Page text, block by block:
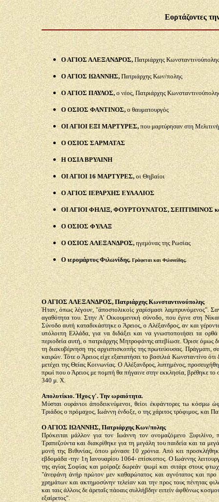
Εορτάζοντες
Ο ΑΓΙΟΣ ΑΛΕΞΑΝΔΡΟΣ, Πατριάρχης Κωνσταντινούπολης
Ο ΑΓΙΟΣ ΙΩΑΝΝΗΣ,Πατριάρχης Κων/πολης
Ο ΑΓΙΟΣ ΠΑΥΛΟΣ,ο νέος, Πατριάρχης
Ο ΟΣΙΟΣ ΦΑΝΤΙΝΟΣ,ο θαυματουργός
ΟΙ ΑΓΙΟΙ ΕΞΙ ΜΑΡΤΥΡΕΣ, που μαρτύρησαν στη Μελιτινή
Ο ΟΣΙΟΣ ΣΑΡΜΑΤΑΣ
Η ΟΣΙΑ ΒΡΥΑΙΝΗ
ΟΙ ΑΓΙΟΙ 16 ΜΑΡΤΥΡΕΣ,οι Θηβαίοι
Ο ΑΓΙΟΣ ΙΕΡΑΡΧΗΣ ΕΥΛΑΛΙΟΣ
ΟΙ ΑΓΙΟΙ ΦΗΛΙΞ, ΦΟΥΡΤΟΥΝΑΤΟΣ, ΣΕΠΤΙΜΙΝΟΣ
Ο ΟΣΙΟΣ ΦΥΛΑΞ
Ο ΟΣΙΟΣ ΑΛΕΞΑΝΔΡΟΣ,ηγεμόνας της Ρωσίας
Ο ιερομάρτυς Φιλωνίδης.Γράφεται και Φιλονείδης.
Ο ΑΓΙΟΣ ΑΛΕΞΑΝΔΡΟΣ, Πατριάρχης Κωνσταντινούπολης
Ήταν, όπως λέγουν, "άποστολικοίς χαρίσμασι λαμπρυνόμενος".
αγαθότητα του. Στην Α' Οικουμενική σύνοδο, που έγινε στη
Σύνοδο αυτή καταδικάστηκε ο Άρειος, ο Αλέξανδρος, αν και
υπόλοιπη Ελλάδα, για να διδάξει και να γνωστοποιήσει τα
περιοδεία αυτή, ο πατριάρχης Μητροφάνης απεβίωσε. Όρισε όμως
τη διακυβέρνηση της αρχιεπισκοπής της πρωτεύουσας. Πράγματι,
καιρών. Τότε ο Άρειος είχε εξαπατήσει το βασιλιά Κωνσταντίνο
μετέχει της Θείας Κοινωνίας.Ο Αλέξανδρος, λυπημένος,
πρωί που ο Άρειος με πομπή θα πήγαινε στην εκκλησία, βρέθηκε
340 μ. Χ.
Απολυτίκιο. Ήχος γ'. Την ωραιότητα.
Μύσται ουράνιοι άποδεικνύμενοι, θείοι έκφάντορες τω κόσμω
Τριάδος ο πρόμαχος, Ιωάννη ένδοξε, ο της χάριτος τρόφιμος, και
Ο ΑΓΙΟΣ ΙΩΑΝΝΗΣ, Πατριάρχης Κων/πολης
Πρόκειται μάλλον για τον Ιωάννη τον ονομαζόμενο
Τραπεζούντα και διακρίθηκε για τη μεγάλη του παιδεία και τα
μονή της Βιθυνίας, όπου μόνασε 10 χρόνια. Από κει
εβδομάδα -την 1η Ιανουαρίου 1064- επίσκοπος.ΟΙωάννης
της αγίας Σοφίας και μοίραζε δωρεάν ψωμί και σιτάρι στους
"άνεφάνη άνήρ πρώτον μεν καθαρώτατος και αγνότατος και
χρημάτων καιακτημοσύνην τελείαν και την προς τους πένητας
και ταις άλλοις δε άρεταΐς πάοαις συλλήβδην ειπείν άφθόνως
εξαίρετος".